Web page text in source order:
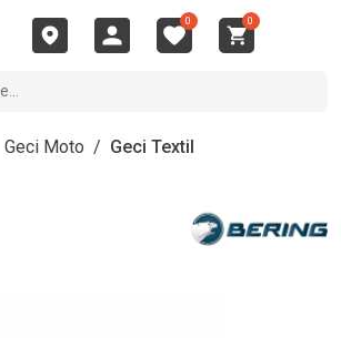
0 0
Geci Moto / Geci Textil